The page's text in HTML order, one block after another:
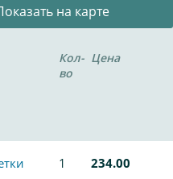
на карте
Кол-
во
Цена
1
234.00